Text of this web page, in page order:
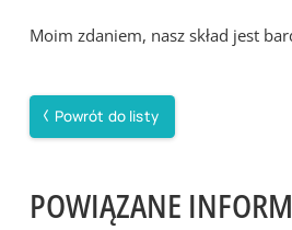
Moim zdaniem, nasz skład jest
Powrót do listy
POWIĄZANE